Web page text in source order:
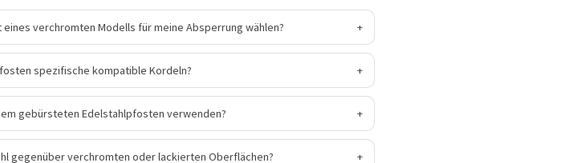
verchromten Modells für meine Absperrung wählen? +
spezifische kompatible Kordeln? +
gebürsteten Edelstahlpfosten verwenden? +
gegenüber verchromten oder lackierten Oberflächen? +